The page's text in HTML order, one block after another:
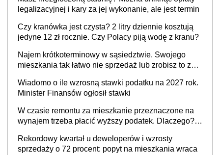
legalizacyjnej i kary za jej wykonanie, ale jest termin
Czy kranówka jest czysta? 2 litry dziennie kosztują
jedyne 12 zł rocznie. Czy Polacy piją wodę z kranu?
Najem krótkoterminowy w sąsiedztwie. Swojego
mieszkania tak łatwo nie sprzedaż lub zrobisz to ze
Wiadomo o ile wzrosną stawki podatku na 2027 rok.
Minister Finansów ogłosił stawki
W czasie remontu za mieszkanie przeznaczone na
wynajem trzeba płacić wyższy podatek. Dlaczego?
Rekordowy kwartał u deweloperów i wzrosty
sprzedaży o 72 procent: popyt na mieszkania wraca